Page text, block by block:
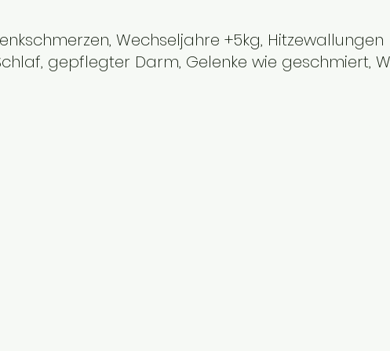
Wechseljahre +5kg, Hitzewallungen
gepflegter Darm, Gelenke wie geschmiert,